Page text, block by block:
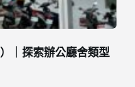
｜探索辦公廳舍類型